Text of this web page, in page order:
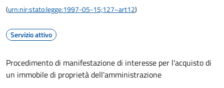
(urn:nir:stato:legge:1997-05-15;127~art12)
Servizio attivo
Procedimento di manifestazione di interesse per l'acquisto di
un immobile di proprietà dell'amministrazione